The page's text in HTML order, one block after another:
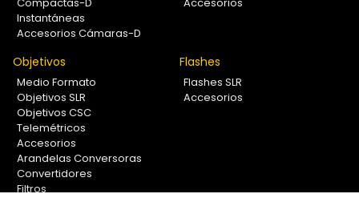
Instantáneas
Accesorios Cámaras-D
Objetivos
Medio Formato
Objetivos SLR
Objetivos CSC
Telemétricos
Accesorios
Arandelas Conversoras
Convertidores
Filtros
Flashes
Flashes SLR
Accesorios